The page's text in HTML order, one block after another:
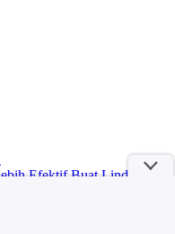
Efektif Buat Lindungi